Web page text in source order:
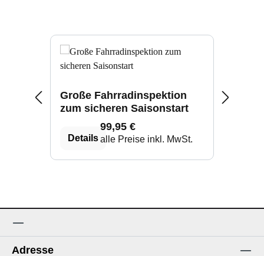
Produktgalerie überspringen
Große Fahrradinspektion
zum sicheren Saisonstart
99,95 €
alle Preise inkl. MwSt.
Details
Adresse